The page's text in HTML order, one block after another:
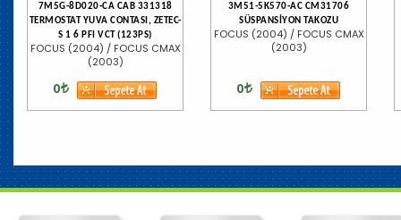
7M5G-8D020-CA CAB 331318
TERMOSTAT YUVA CONTASI, ZETEC-
S 1 6 PFI VCT (123PS)
FOCUS (2004) / FOCUS CMAX
(2003)
0
3M51-5K570-AC CM31706
SÜSPANSİYON TAKOZU
FOCUS (2004) / FOCUS CMAX
(2003)
0